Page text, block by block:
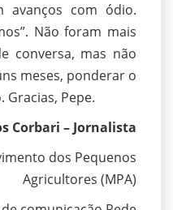
avanços com ódio.
Não foram mais
conversa, mas não
meses, ponderar o
Pepe.
Corbari – Jornalista
dos Pequenos
Agricultores (MPA)